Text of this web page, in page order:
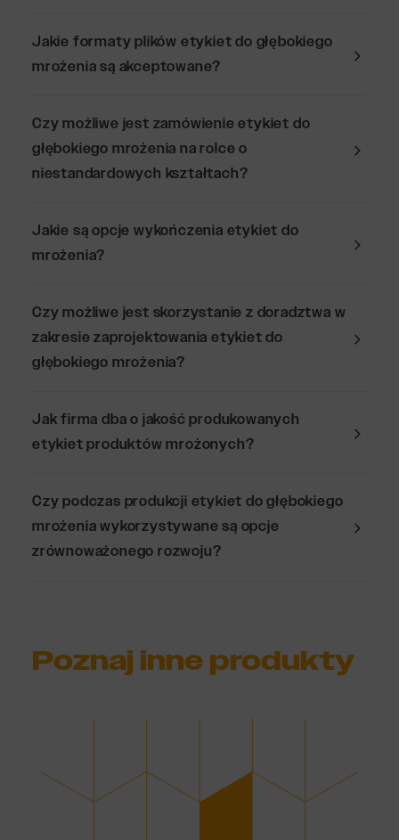
Jakie formaty plików etykiet do głębokiego
mrożenia są akceptowane?
Czy możliwe jest zamówienie etykiet do
głębokiego mrożenia na rolce o
niestandardowych kształtach?
Jakie są opcje wykończenia etykiet do
mrożenia?
Czy możliwe jest skorzystanie z doradztwa w
zakresie zaprojektowania etykiet do
głębokiego mrożenia?
Jak firma dba o jakość produkowanych
etykiet produktów mrożonych?
Czy podczas produkcji etykiet do głębokiego
mrożenia wykorzystywane są opcje
zrównoważonego rozwoju?
Poznaj inne produkty